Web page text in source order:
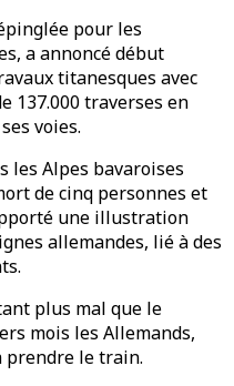
pour les
a annoncé début
titanesques avec
137.000 traverses en
voies.
les Alpes bavaroises
de cinq personnes et
une illustration
allemandes, lié à des
plus mal que le
mois les Allemands,
prendre le train.